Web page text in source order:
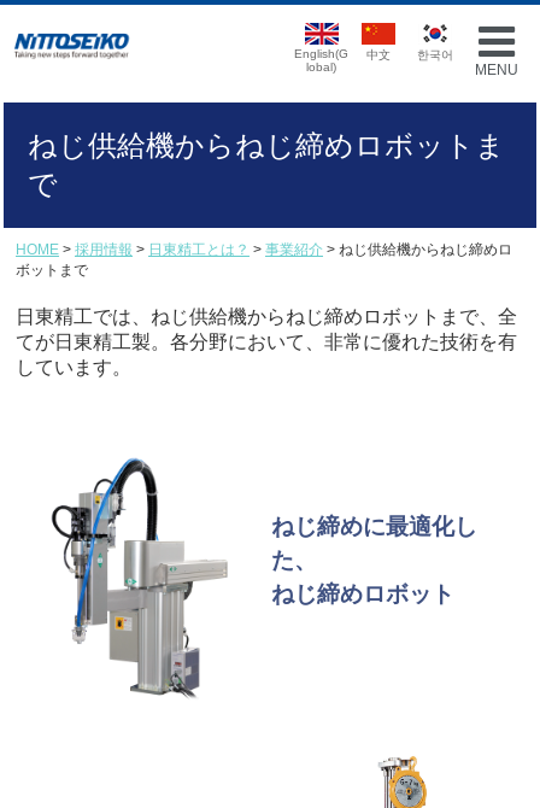
MENU
English(G
lobal)
中文 한국어
ねじ供給機からねじ締めロボットま
で
HOME > 採用情報 > 日東精工とは？ > 事業紹介 > ねじ供給機からねじ締めロ
ボットまで
日東精工では、ねじ供給機からねじ締めロボットまで、全
てが日東精工製。各分野において、非常に優れた技術を有
しています。
ねじ締めに最適化し
た、
ねじ締めロボット